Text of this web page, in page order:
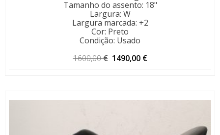
Tamanho do assento: 18"
Largura: W
Largura marcada: +2
Cor: Preto
Condição: Usado
1600,00€ O
1490,00 €